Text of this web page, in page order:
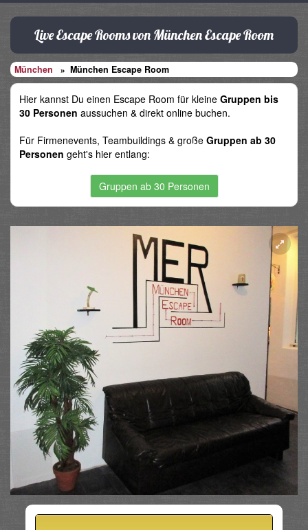
Live Escape Rooms von München Escape Room
München München Escape Room
Hier kannst Du einen Escape Room für kleine Gruppen bis
30 Personen aussuchen & direkt online buchen.
Für Firmenevents, Teambuildings & große Gruppen ab 30
Personen geht's hier entlang:
Gruppen ab 30 Personen